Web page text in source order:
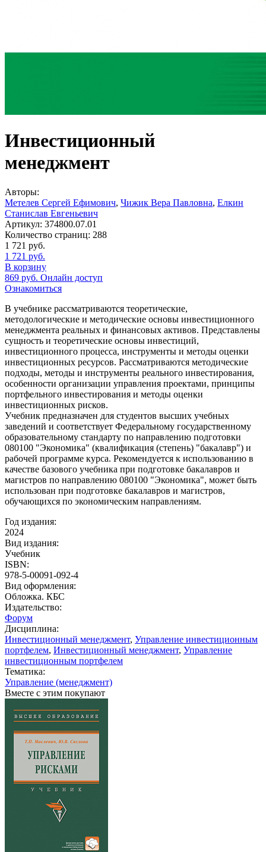
Инвестиционный
менеджмент
Авторы:
Метелев Сергей Ефимович, Чижик Вера Павловна, Елкин
Станислав Евгеньевич
Артикул: 374800.07.01
Количество страниц: 288
1 721 руб.
1 721 руб.
В корзину
869 руб. Онлайн доступ
Ознакомиться
В учебнике рассматриваются теоретические,
методологические и методические основы инвестиционного
менеджмента реальных и финансовых активов. Представлены
сущность и теоретические основы инвестиций,
инвестиционного процесса, инструменты и методы оценки
инвестиционных ресурсов. Рассматриваются методические
подходы, методы и инструменты реального инвестирования,
особенности организации управления проектами, принципы
портфельного инвестирования и методы оценки
инвестиционных рисков.
Учебник предназначен для студентов высших учебных
заведений и соответствует Федеральному государственному
образовательному стандарту по направлению подготовки
080100 "Экономика" (квалификация (степень) "бакалавр") и
рабочей программе курса. Рекомендуется к использованию в
качестве базового учебника при подготовке бакалавров и
магистров по направлению 080100 "Экономика", может быть
использован при подготовке бакалавров и магистров,
обучающихся по экономическим направлениям.
Год издания:
2024
Вид издания:
Учебник
ISBN:
978-5-00091-092-4
Вид оформления:
Обложка. КБС
Издательство:
Форум
Дисциплина:
Инвестиционный менеджмент, Управление инвестиционным
портфелем, Инвестиционный менеджмент, Управление
инвестиционным портфелем
Тематика:
Управление (менеджмент)
Вместе с этим покупают